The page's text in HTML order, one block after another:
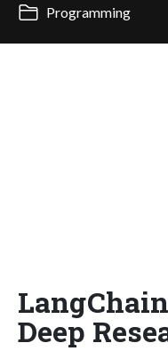
Programming
Deep